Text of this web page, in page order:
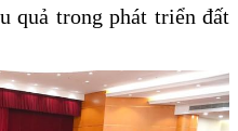
quả trong phát triển đất